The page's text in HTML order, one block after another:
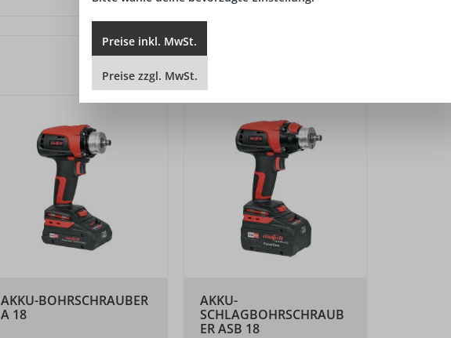
AKKU-BOHRSCHRAUBER
A 18
AKKU-
SCHLAGBOHRSCHRAUB
ER ASB 18
Preise inkl. MwSt.
Preise zzgl. MwSt.